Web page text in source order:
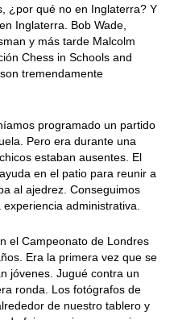
¿por qué no en Inglaterra? Y
Inglaterra. Bob Wade,
y más tarde Malcolm
Chess in Schools and
tremendamente
programado un partido
Pero era durante una
estaban ausentes. El
en el patio para reunir a
al ajedrez. Conseguimos
administrativa.
el Campeonato de Londres
Era la primera vez que se
jóvenes. Jugué contra un
ronda. Los fotógrafos de
de nuestro tablero y